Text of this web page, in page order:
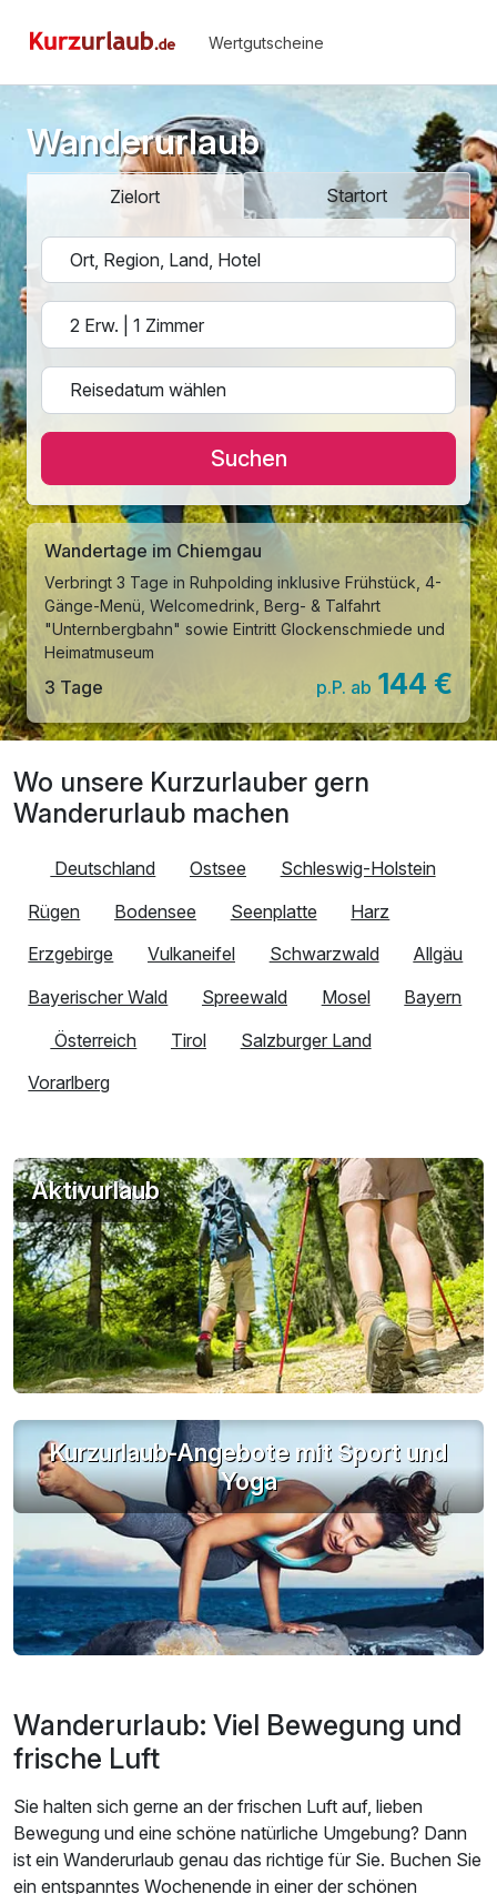
Wertgutscheine
Wanderurlaub
Wandertage im Chiemgau
Verbringt 3 Tage in Ruhpolding inklusive Frühstück, 4-
Gänge-Menü, Welcomedrink, Berg- & Talfahrt
"Unternbergbahn" sowie Eintritt Glockenschmiede und
Heimatmuseum
3 Tage p.P. ab 144 €
Zielort Startort
Suchen
Wo unsere Kurzurlauber gern
Wanderurlaub machen
Deutschland Ostsee
Schleswig-Holstein
Rügen
Bodensee Seenplatte
Harz
Erzgebirge
Vulkaneifel Schwarzwald
Allgäu
Bayerischer Wald
Spreewald Mosel
Bayern
Österreich
Tirol
Salzburger Land
Vorarlberg
Aktivurlaub
Kurzurlaub-Angebote mit Sport und
Yoga
Wanderurlaub: Viel Bewegung und
frische Luft
Sie halten sich gerne an der frischen Luft auf, lieben
Bewegung und eine schöne natürliche Umgebung? Dann
ist ein Wanderurlaub genau das richtige für Sie. Buchen Sie
ein entspanntes Wochenende in einer der schönen